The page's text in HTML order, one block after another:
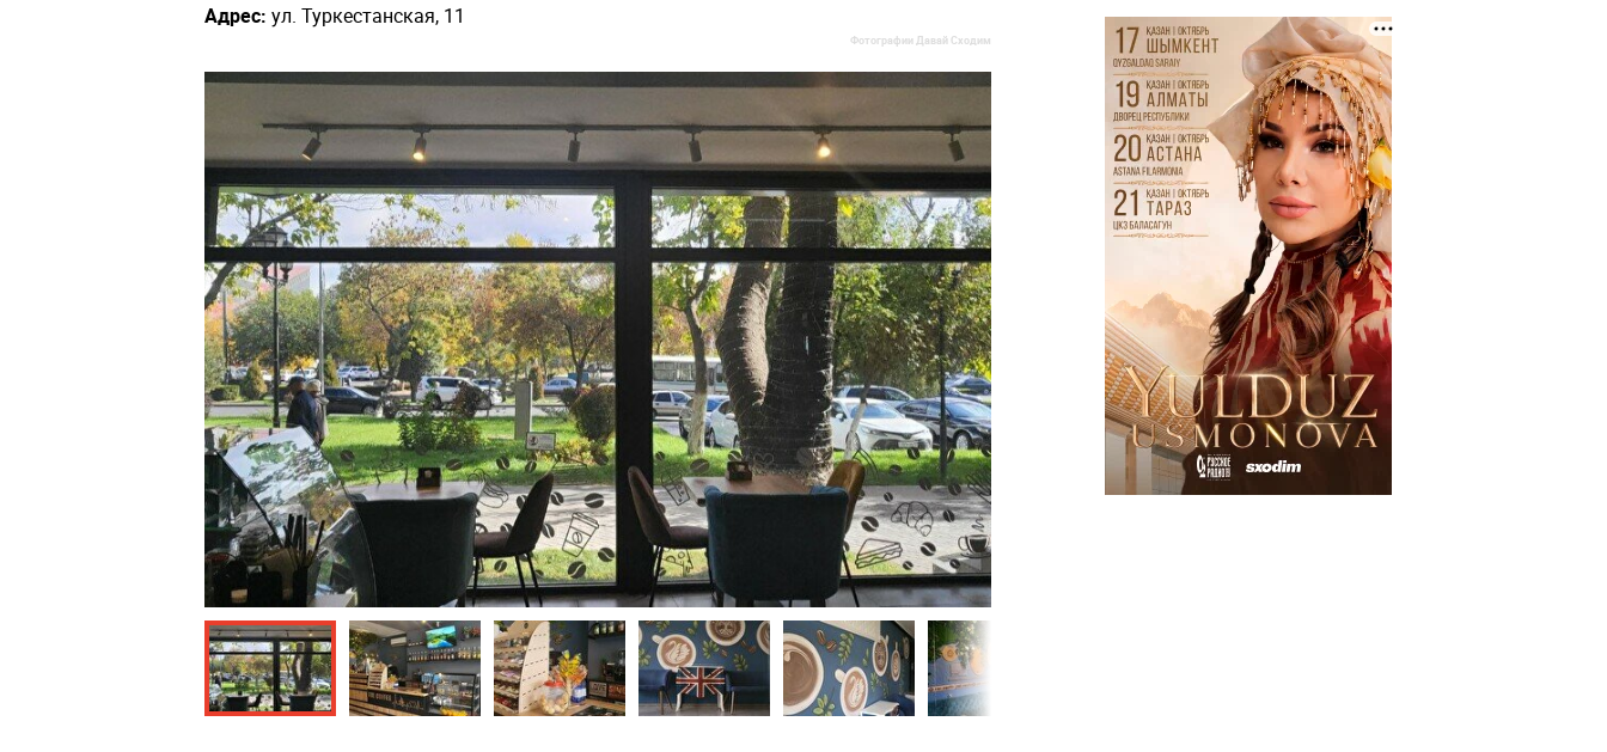
Адрес: ​ ул. Туркестанская, 11
Фотографии Давай Сходим